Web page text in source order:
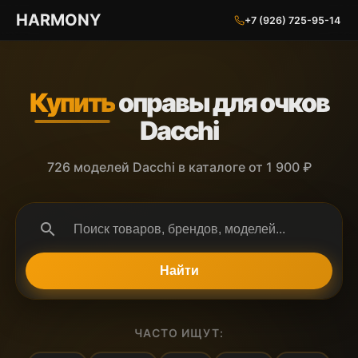
ГАРМОНИЯ ГЛАЗ
HARMONY +7 (926) 725-95-14
Купитьоправы для очков
Dacchi
726 моделей Dacchi в каталоге от 1 900 ₽
search
Найти
ЧАСТО ИЩУТ: